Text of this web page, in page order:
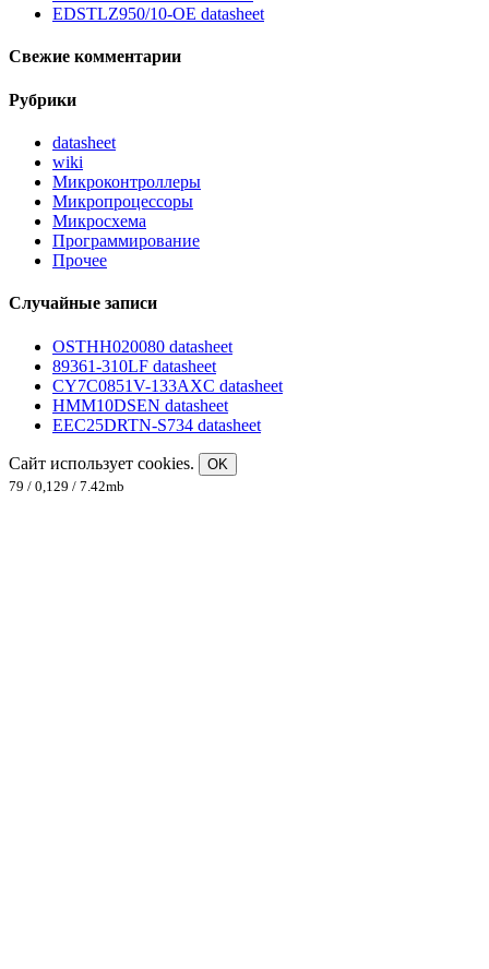
EDSTLZ950/10-OE datasheet
Свежие комментарии
Рубрики
datasheet
wiki
Микроконтроллеры
Микропроцессоры
Микросхема
Программирование
Прочее
Случайные записи
OSTHH020080 datasheet
89361-310LF datasheet
CY7C0851V-133AXC datasheet
HMM10DSEN datasheet
EEC25DRTN-S734 datasheet
Сайт использует cookies.
OK
79 / 0,129 / 7.42mb